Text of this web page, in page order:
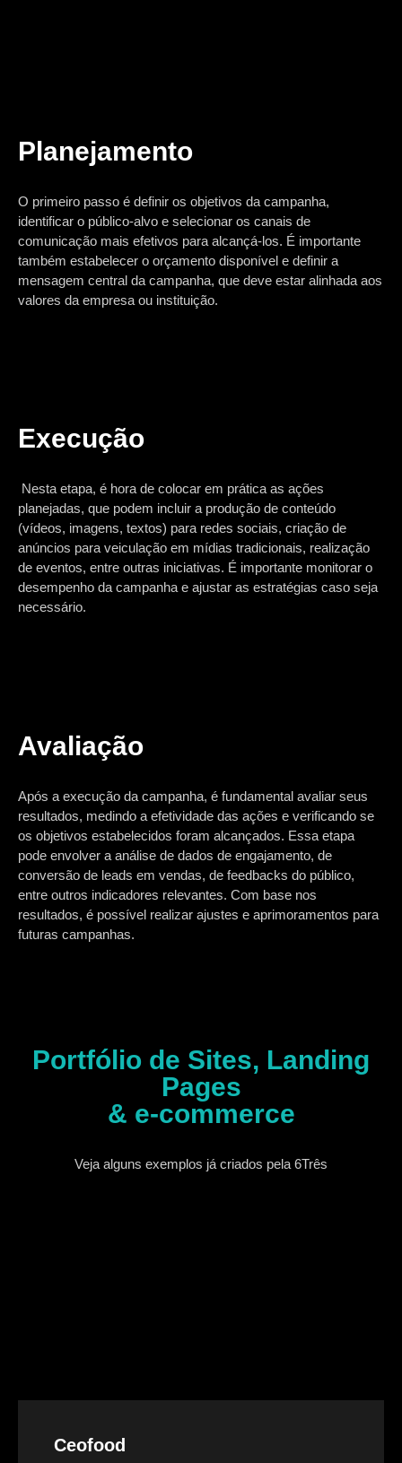
Planejamento
O primeiro passo é definir os objetivos da campanha,
identificar o público-alvo e selecionar os canais de
comunicação mais efetivos para alcançá-los. É importante
também estabelecer o orçamento disponível e definir a
mensagem central da campanha, que deve estar alinhada aos
valores da empresa ou instituição.
Execução
Nesta etapa, é hora de colocar em prática as ações
planejadas, que podem incluir a produção de conteúdo
(vídeos, imagens, textos) para redes sociais, criação de
anúncios para veiculação em mídias tradicionais, realização
de eventos, entre outras iniciativas. É importante monitorar o
desempenho da campanha e ajustar as estratégias caso seja
necessário.
Avaliação
Após a execução da campanha, é fundamental avaliar seus
resultados, medindo a efetividade das ações e verificando se
os objetivos estabelecidos foram alcançados. Essa etapa
pode envolver a análise de dados de engajamento, de
conversão de leads em vendas, de feedbacks do público,
entre outros indicadores relevantes. Com base nos
resultados, é possível realizar ajustes e aprimoramentos para
futuras campanhas.
Portfólio de Sites, Landing
Pages
& e-commerce
Veja alguns exemplos já criados pela 6Três
Ceofood